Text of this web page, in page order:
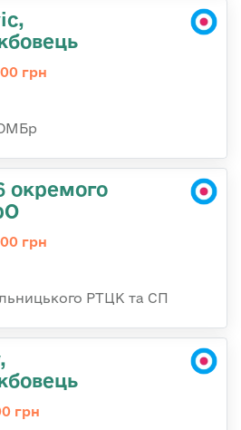
грн
окремого
грн
РТЦК та СП
грн